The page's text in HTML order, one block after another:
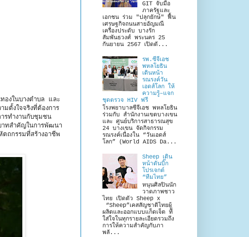
องในบางตำบล และ
ตั้งใจจริงที่ต้องการ
รทำงานกับชุมชน
าทสำคัญในการพัฒนา
ถกรรมที่สร้างอาชีพ
GIT จับมือ
ภาครัฐและ
เอกชน ร่วม "ปลุกยักษ์" ฟื้น
เศรษฐกิจถนนสายอัญมณี
เครื่องประดับ บางรัก
สัมพันธวงศ์ พระนคร 25
กันยายน 2567 เปิดตั...
รพ.ซีจีเอช
พหลโยธิน
เดินหน้า
รณรงค์วัน
เอดส์โลก ให้
ความรู้–แจก
ชุดตรวจ HIV ฟรี
โรงพยาบาลซีจีเอช พหลโยธิน
ร่วมกับ สำนักงานเขตบางเขน
และ ศูนย์บริการสาธารณสุข
24 บางเขน จัดกิจกรรม
รณรงค์เนื่องใน “วันเอดส์
โลก” (World AIDS Da...
Sheep เดิน
หน้าดันบิ๊ก
โปรเจกต์
“ทีมไทย”
หนุนศิลปินนัก
วาดภาพชาว
ไทย เปิดตัว Sheep x
“Sheep”เคสสัญชาติไทยผู้
ผลิตและออกแบบแก็ดเจ็ต ที่
ใส่ใจในทุกรายละเอียดรวมถึง
การให้ความสำคัญกับภา
พลั...